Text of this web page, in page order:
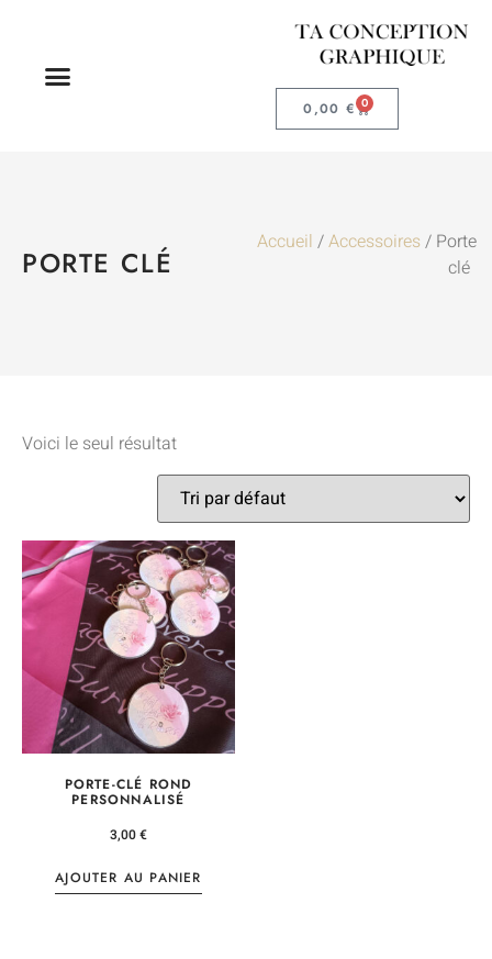
0,00 € 0
PORTE CLÉ
Accueil /Accessoires/ Porte
clé
Voici le seul résultat
PORTE-CLÉ ROND
PERSONNALISÉ
3,00€
AJOUTER AU PANIER